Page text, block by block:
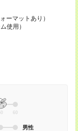
ーマットあり）
使用）
60
男性